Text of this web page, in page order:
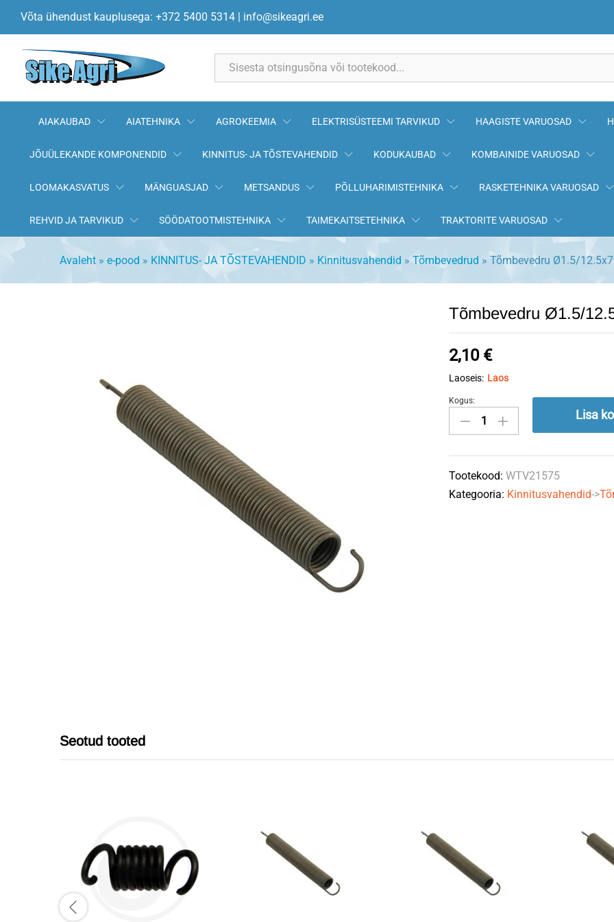
Võta ühendust kauplusega: +372 5400 5314 | info@sikeagri.ee
AIAKAUBAD AIATEHNIKA AGROKEEMIA ELEKTRISÜSTEEMI TARVIKUD HAAGISTE VARUOSAD
JÕUÜLEKANDE KOMPONENDID KINNITUS- JA TÕSTEVAHENDID KODUKAUBAD KOMBAINIDE VARUOSAD
LOOMAKASVATUS MÄNGUASJAD METSANDUS PÕLLUHARIMISTEHNIKA RASKETEHNIKA VARUOSAD
REHVID JA TARVIKUD SÖÖDATOOTMISTEHNIKA TAIMEKAITSETEHNIKA TRAKTORITE VARUOSAD
Avaleht » e-pood » KINNITUS- JA TÕSTEVAHENDID » Kinnitusvahendid » Tõmbevedrud » Tõmbevedru Ø1.5/
Tõmbevedru Ø1.5/
2,10 €
Laoseis: Laos
Tõmbevedru
Ø1.5/12.5x75mm
Kogus:
Lisa
Tootekood:WTV21575
Kategooria: Kinnitusvahendid->
Seotud tooted
Tõmbevedru Ø1.5/12.5x75mm